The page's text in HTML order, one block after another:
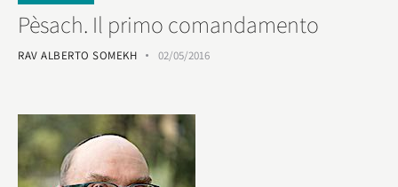
Pèsach. Il primo comandamento
RAV ALBERTO SOMEKH 02/05/2016